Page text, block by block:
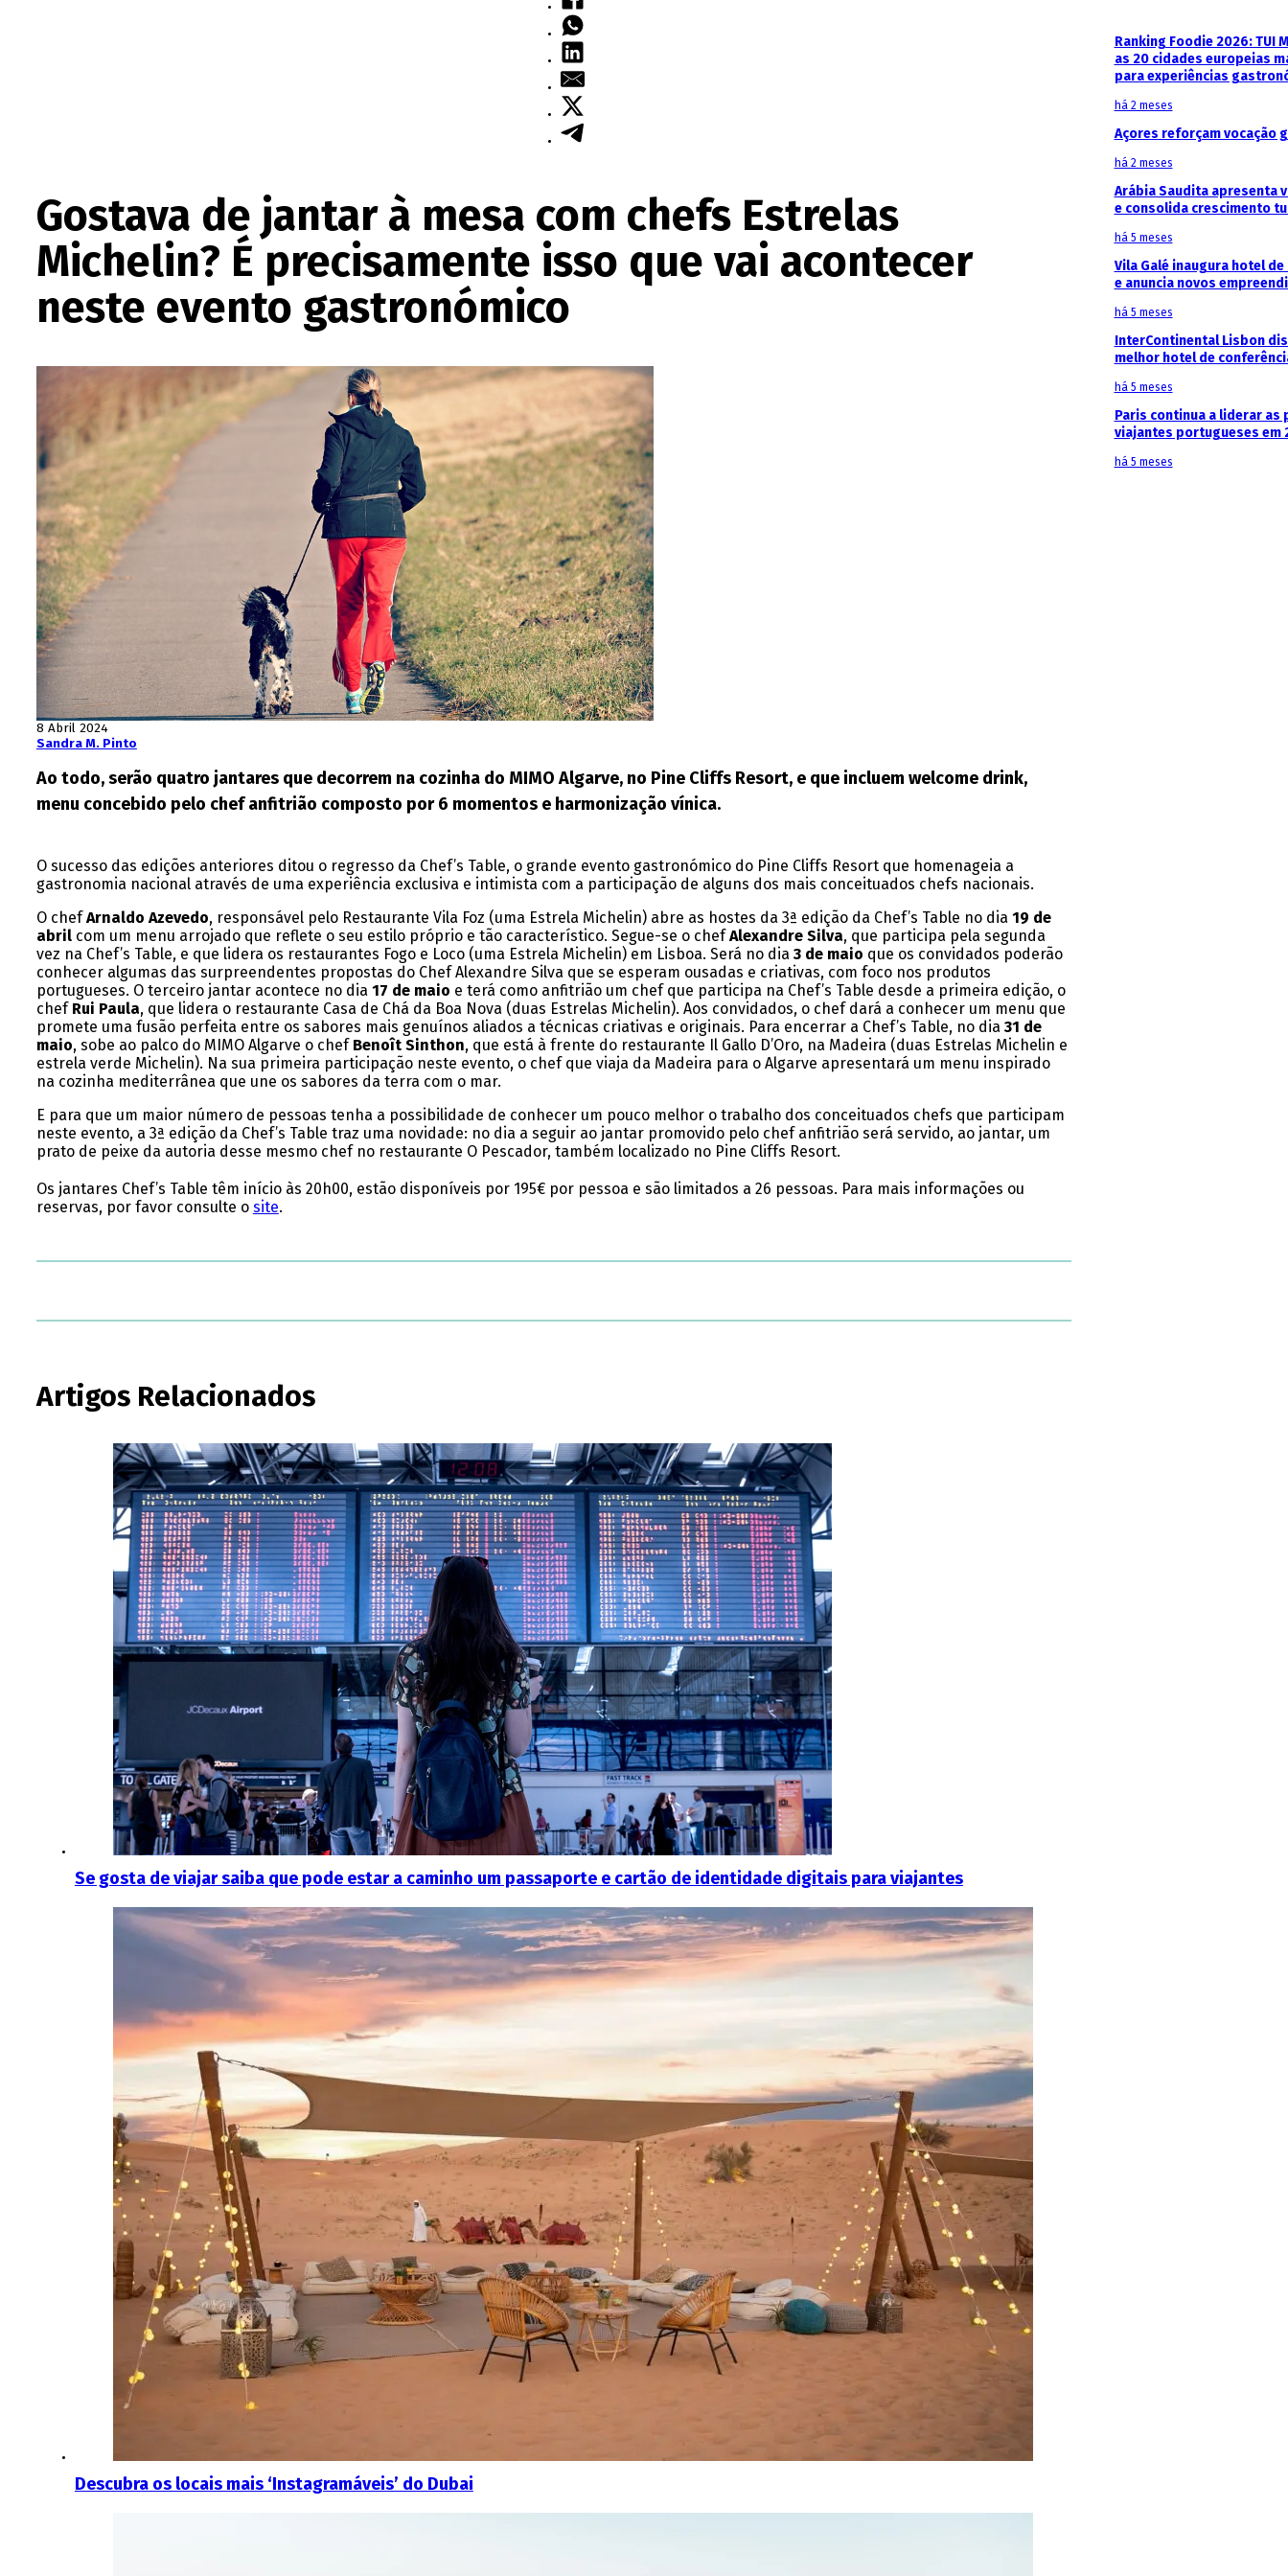
Gostava de jantar à mesa com chefs Estrelas
Michelin? É precisamente isso que vai acontecer
neste evento gastronómico
8 Abril 2024
Sandra M. Pinto
Ao todo, serão quatro jantares que decorrem na cozinha do MIMO Algarve, no Pine Cliffs Resort, e que incluem welcome drink,
menu concebido pelo chef anfitrião composto por 6 momentos e harmonização vínica.
O sucesso das edições anteriores ditou o regresso da Chef’s Table, o grande evento gastronómico do Pine Cliffs Resort que homenageia a
gastronomia nacional através de uma experiência exclusiva e intimista com a participação de alguns dos mais conceituados chefs nacionais.
O chefArnaldo Azevedo, responsável pelo Restaurante Vila Foz (uma Estrela Michelin) abre as hostes da 3ª edição da Chef’s Table no dia 19 de
abrilcom um menu arrojado que reflete o seu estilo próprio e tão característico. Segue-se o chefAlexandre Silva, que participa pela segunda
vez na Chef’s Table, e que lidera os restaurantes Fogo e Loco (uma Estrela Michelin) em Lisboa. Será no dia 3 de maio que os convidados poderão
conhecer algumas das surpreendentes propostas do Chef Alexandre Silva que se esperam ousadas e criativas, com foco nos produtos
portugueses. O terceiro jantar acontece no dia 17 de maio e terá como anfitrião um chef que participa na Chef’s Table desde a primeira edição, o
chef Rui Paula, que lidera o restaurante Casa de Chá da Boa Nova (duas Estrelas Michelin). Aos convidados, o chef dará a conhecer um menu que
promete uma fusão perfeita entre os sabores mais genuínos aliados a técnicas criativas e originais. Para encerrar a Chef’s Table, no dia 31 de
maio, sobe ao palco do MIMO Algarve o chef Benoît Sinthon, que está à frente do restaurante Il Gallo D’Oro, na Madeira (duas Estrelas Michelin e
estrela verde Michelin). Na sua primeira participação neste evento, o chef que viaja da Madeira para o Algarve apresentará um menu inspirado
na cozinha mediterrânea que une os sabores da terra com o mar.
E para que um maior número de pessoas tenha a possibilidade de conhecer um pouco melhor o trabalho dos conceituados chefs que participam
neste evento, a 3ª edição da Chef’s Table traz uma novidade: no dia a seguir ao jantar promovido pelo chef anfitrião será servido, ao jantar, um
prato de peixe da autoria desse mesmo chef no restaurante O Pescador, também localizado no Pine Cliffs Resort.
Os jantares Chef’s Table têm início às 20h00, estão disponíveis por 195€ por pessoa e são limitados a 26 pessoas. Para mais informações ou
reservas, por favor consulte o site.
Artigos Relacionados
Se gosta de viajar saiba que pode estar a caminho um passaporte e cartão de identidade digitais para viajantes
Descubra os locais mais ‘Instagramáveis’ do Dubai
Ranking Foodie 2026: TUI
as 20 cidades europeias
para experiências
há 2 meses
Açores reforçam vocação
há 2 meses
Arábia Saudita apresenta
e consolida crescimento
há 5 meses
Vila Galé inaugura hotel de
e anuncia novos
há 5 meses
InterContinental Lisbon
melhor hotel de
há 5 meses
Paris continua a liderar as
viajantes portugueses em
há 5 meses